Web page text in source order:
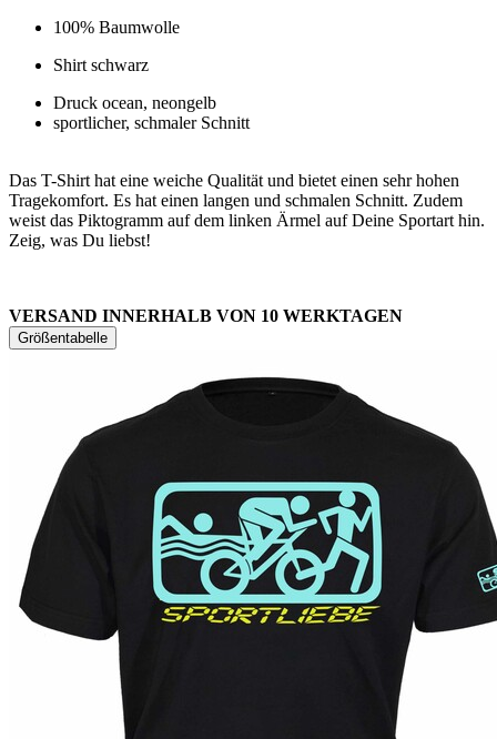
100% Baumwolle
Shirt schwarz
Druck ocean, neongelb
sportlicher, schmaler Schnitt
Das T-Shirt hat eine weiche Qualität und bietet einen sehr hohen
Tragekomfort. Es hat einen langen und schmalen Schnitt. Zudem
weist das Piktogramm auf dem linken Ärmel auf Deine Sportart hin.
Zeig, was Du liebst!
VERSAND INNERHALB VON 10 WERKTAGEN
Größentabelle